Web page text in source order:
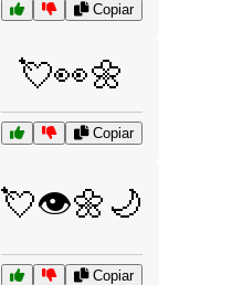
Copiar
💘👀🌼
Copiar
💘👁️🌼🌙
Copiar